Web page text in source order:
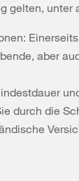
gelten, unter
aber
durch die